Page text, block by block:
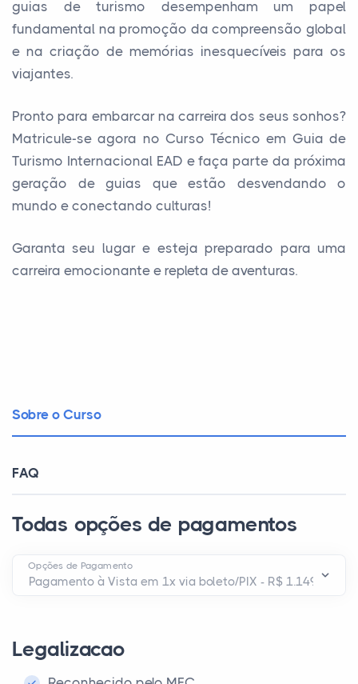
guias de turismo desempenham um papel
fundamental na promoção da compreensão global
e na criação de memórias inesquecíveis para os
viajantes.
Pronto para embarcar na carreira dos seus sonhos?
Matricule-se agora no Curso Técnico em Guia de
Turismo Internacional EAD e faça parte da próxima
geração de guias que estão desvendando o
mundo e conectando culturas!
Garanta seu lugar e esteja preparado para uma
carreira emocionante e repleta de aventuras.
Sobre o Curso
FAQ
Todas opções de pagamentos
Opções de Pagamento
Legalizacao